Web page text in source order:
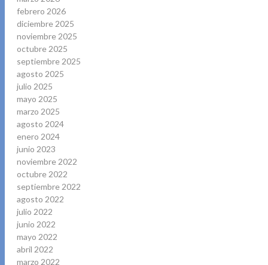
febrero 2026
diciembre 2025
noviembre 2025
octubre 2025
septiembre 2025
agosto 2025
julio 2025
mayo 2025
marzo 2025
agosto 2024
enero 2024
junio 2023
noviembre 2022
octubre 2022
septiembre 2022
agosto 2022
julio 2022
junio 2022
mayo 2022
abril 2022
marzo 2022